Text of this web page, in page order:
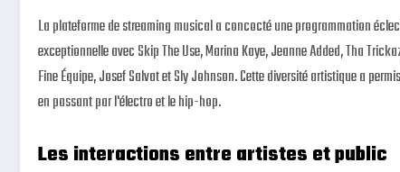
La plateforme de streaming musical a concocté une programmation
exceptionnelle avec Skip The Use, Marina Kaye, Jeanne Added, Tha
Fine Équipe, Josef Salvat et Sly Johnson. Cette diversité artistique a
en passant par l'électro et le hip-hop.
Les interactions entre artistes et public